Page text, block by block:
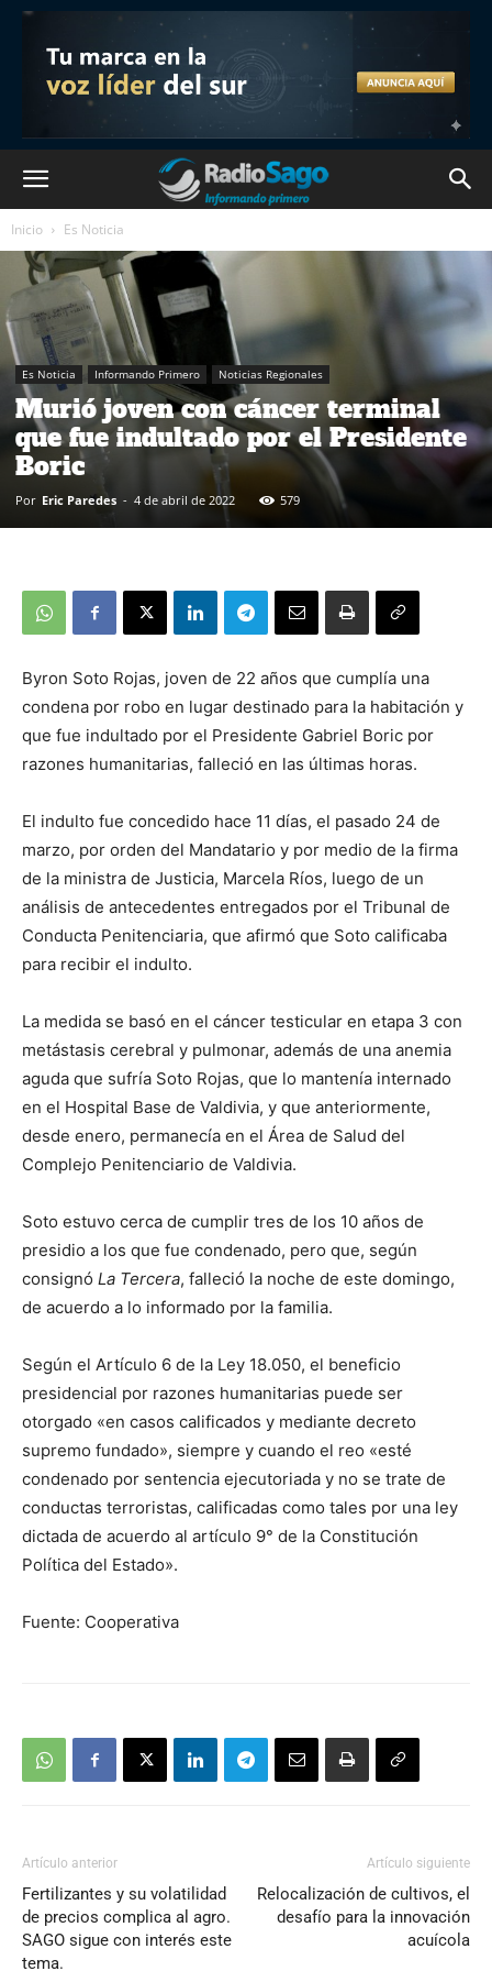
Inicio Es Noticia
Es Noticia Informando Primero Noticias Regionales
Murió joven con cáncer terminal
que fue indultado por el Presidente
Boric
Por Eric Paredes - 4 de abril de 2022 579
Byron Soto Rojas, joven de 22 años que cumplía una
condena por robo en lugar destinado para la habitación y
que fue indultado por el Presidente Gabriel Boric por
razones humanitarias, falleció en las últimas horas.
El indulto fue concedido hace 11 días, el pasado 24 de
marzo, por orden del Mandatario y por medio de la firma
de la ministra de Justicia, Marcela Ríos, luego de un
análisis de antecedentes entregados por el Tribunal de
Conducta Penitenciaria, que afirmó que Soto calificaba
para recibir el indulto.
La medida se basó en el cáncer testicular en etapa 3 con
metástasis cerebral y pulmonar, además de una anemia
aguda que sufría Soto Rojas, que lo mantenía internado
en el Hospital Base de Valdivia, y que anteriormente,
desde enero, permanecía en el Área de Salud del
Complejo Penitenciario de Valdivia.
Soto estuvo cerca de cumplir tres de los 10 años de
presidio a los que fue condenado, pero que, según
consignó La Tercera, falleció la noche de este domingo,
de acuerdo a lo informado por la familia.
Según el Artículo 6 de la Ley 18.050, el beneficio
presidencial por razones humanitarias puede ser
otorgado «en casos calificados y mediante decreto
supremo fundado», siempre y cuando el reo «esté
condenado por sentencia ejecutoriada y no se trate de
conductas terroristas, calificadas como tales por una ley
dictada de acuerdo al artículo 9° de la Constitución
Política del Estado».
Fuente: Cooperativa
Artículo anterior
Fertilizantes y su volatilidad
de precios complica al agro.
SAGO sigue con interés este
tema.
Artículo siguiente
Relocalización de cultivos, el
desafío para la innovación
acuícola